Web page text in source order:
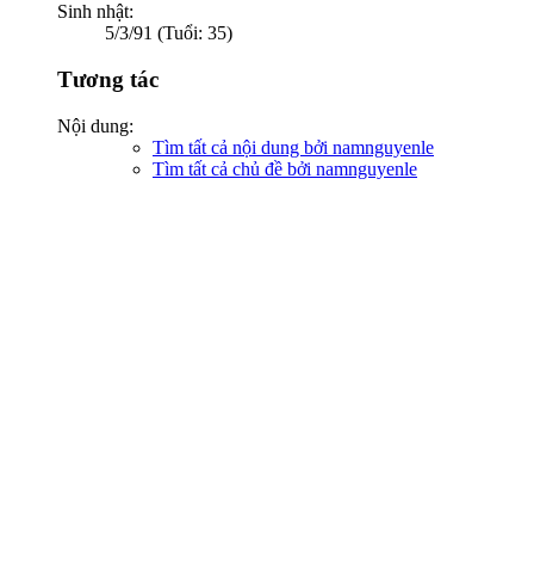
Sinh nhật:
5/3/91 (Tuổi: 35)
Tương tác
Nội dung:
Tìm tất cả nội dung bởi namnguyenle
Tìm tất cả chủ đề bởi namnguyenle